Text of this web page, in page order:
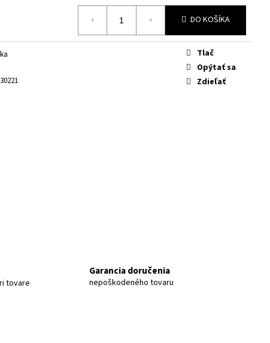
DO KOŠÍKA
Tlač
Opýtať sa
Zdieľať
tovare
Garancia doručenia
nepoškodeného tovaru
Nasledujúce
4K M800 128GB